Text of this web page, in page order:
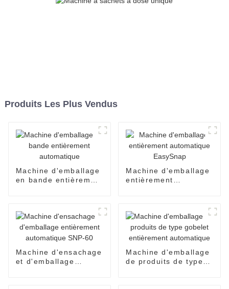
Produits Les Plus Vendus
Machine d'emballage
en bande entièrement
Machine d'emballage
entièrement
Machine d'ensachage
et d'emballage
Machine d'emballage
de produits de type